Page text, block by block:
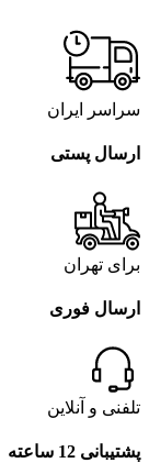
سراسر ایران
ارسال پستی
برای تهران
ارسال فوری
تلفنی و آنلاین
پشتیبانی 12 ساعته